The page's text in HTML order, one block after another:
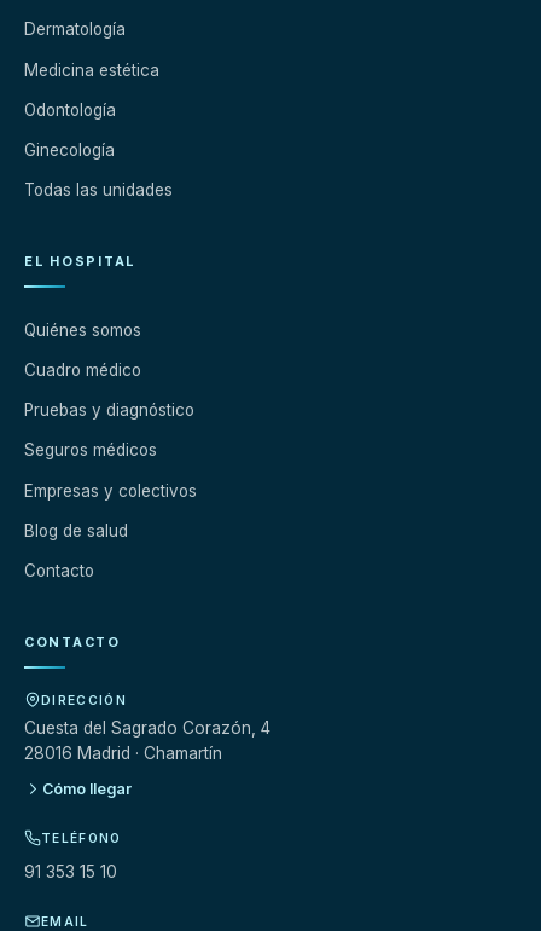
Dermatología
Medicina estética
Odontología
Ginecología
Todas las unidades
EL HOSPITAL
Quiénes somos
Cuadro médico
Pruebas y diagnóstico
Seguros médicos
Empresas y colectivos
Blog de salud
Contacto
CONTACTO
DIRECCIÓN
Cuesta del Sagrado Corazón, 4
28016 Madrid · Chamartín
Cómo llegar
TELÉFONO
91 353 15 10
EMAIL